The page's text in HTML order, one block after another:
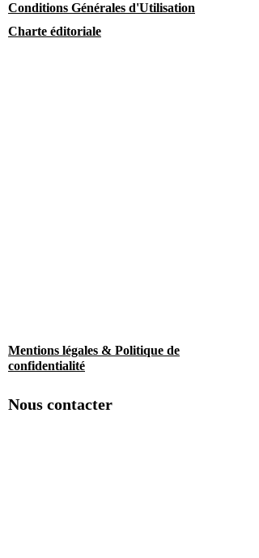
Conditions Générales d'Utilisation
Charte éditoriale
Mentions légales & Politique de
confidentialité
Nous contacter